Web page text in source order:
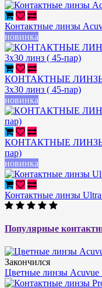
Контактные линзы
новинка
КОНТАКТНЫЕ ЛИНЗЫ
3х30 линз ( 45-пар)
новинка
КОНТАКТНЫЕ ЛИНЗЫ
пар)
новинка
Контактные линзы
Популярные
Закончился
Цветные линзы Acuvue